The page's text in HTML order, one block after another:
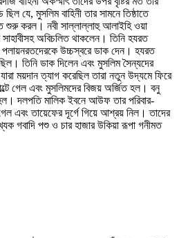
যে, মুসলিম বাহিনী তার সামনে তিষ্ঠাতে
শুরু করল। নবী সাল্লাল্লাহু আলাইহি ওয়া
অবিচলিত থাকলেন। তিনি হযরত
উচ্চস্বরে ডাক দেন। হযরত
তিনি ডাক দিলেন এবং মুসলিম সৈন্যদের
ময়দান ত্যাগ করেছিল তারা নতুন উদ্যমে ফিরে
গেল এবং মুসলিমদের বিজয় অর্জিত হল। বনু
দলপতি মালিক ইবনে আউফ তার পরিবার-
এবং তায়েফের দূর্গে গিয়ে আশ্রয় নিল। তাদের
গবাদি পশু ও চার হাজার উকিয়া রূপা গনীমত